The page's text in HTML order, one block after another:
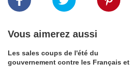
Vous aimerez aussi
Les sales coups de l'été du
gouvernement contre les Français et